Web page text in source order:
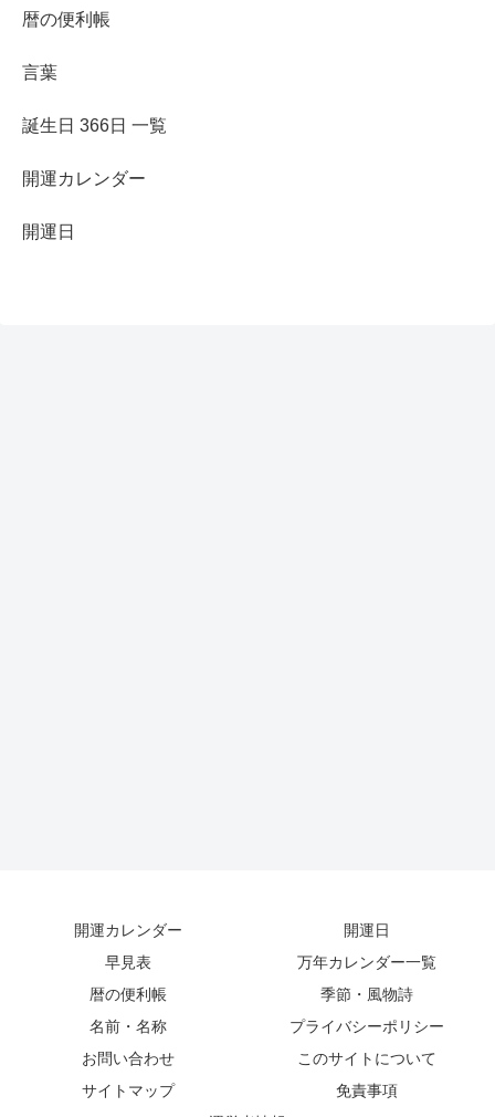
暦の便利帳
言葉
誕生日 366日 一覧
開運カレンダー
開運日
開運カレンダー
開運日
早見表
万年カレンダー一覧
暦の便利帳
季節・風物詩
名前・名称
プライバシーポリシー
お問い合わせ
このサイトについて
サイトマップ
免責事項